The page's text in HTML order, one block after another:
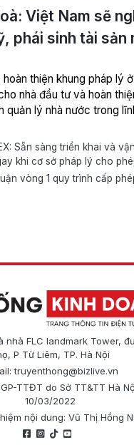
Việt Nam sẽ
phái sinh tài sản
thiện khung pháp lý
nhà đầu tư và hoàn
quản lý nhà nước trong
Sẵn sàng triển khai và
khi cơ sở pháp lý cho
vòng 1 quy trình cấp
nhà FLC landmark Tower,
P Từ Liêm, TP. Hà Nội
truyenthong@bizlive.vn
TTĐT do Sở TT&TT Hà
10/03/2022
nội dung: Vũ Thị Hồng